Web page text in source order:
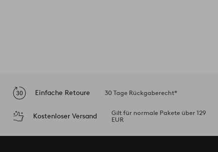
Einfache Retoure 30 Tage Rückgaberecht*
Kostenloser Versand
Gilt für normale Pakete über 129
EUR